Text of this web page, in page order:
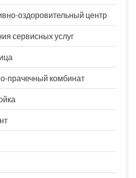
оздоровительный центр
сервисных услуг
прачечный комбинат